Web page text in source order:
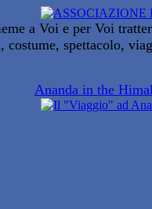
a Voi e per Voi
costume, spettacolo,
Ananda in the